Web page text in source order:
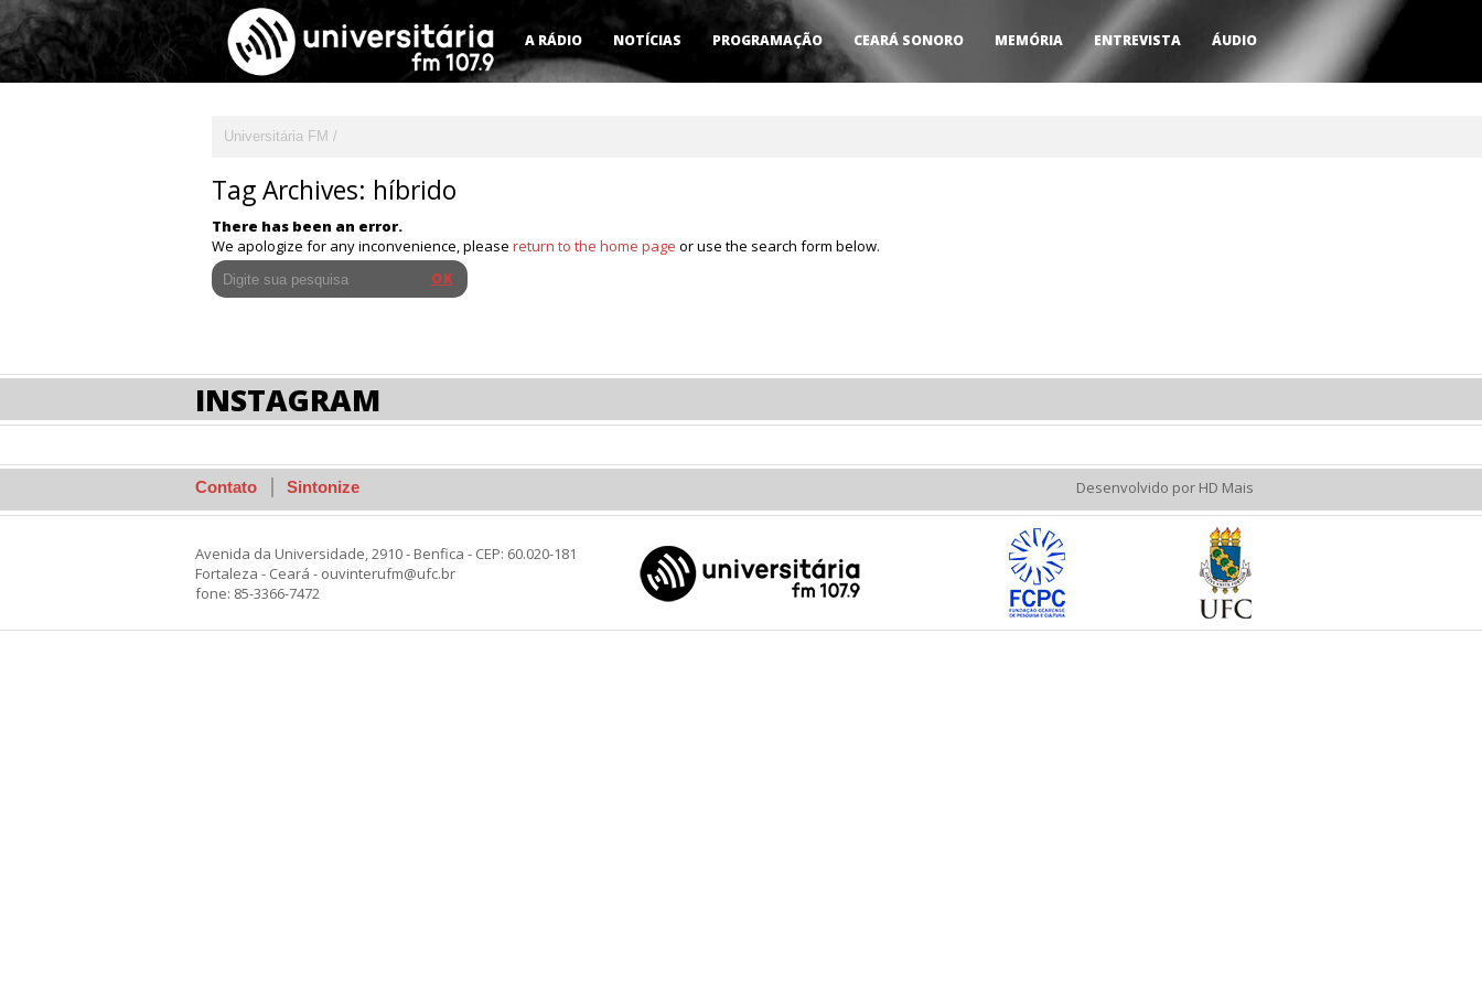
A RÁDIO NOTÍCIAS PROGRAMAÇÃO CEARÁ SONORO MEMÓRIA ENTREVISTA ÁUDIO
Universitária FM
Tag Archives: híbrido
There has been an error.
We apologize for any inconvenience, please return to the home page or use the search form below.
INSTAGRAM
Contato Sintonize Desenvolvido por HD Mais
Avenida da Universidade, 2910 - Benfica - CEP: 60.020-181
Fortaleza - Ceará - ouvinterufm@ufc.br
fone: 85-3366-7472